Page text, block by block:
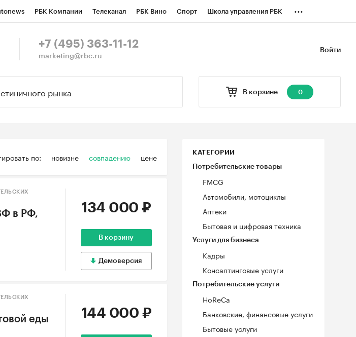
РБК Компании Телеканал РБК Вино Спорт Школа управления РБК
СПб Спецпроекты
...
Войти
+7 (495) 363-11-12
marketing@rbc.ru
В корзине 0
по: новизне совпадению цене КАТЕГОРИИ
Потребительские товары
FMCG
Автомобили, мотоциклы
Аптеки
Бытовая и цифровая техника
Услуги для бизнеса
Кадры
Консалтинговые услуги
Потребительские услуги
HoReCa
Банковские, финансовые услуги
Бытовые услуги
в РФ,
134 000 ₽
В корзину
Демоверсия
еды
144 000 ₽